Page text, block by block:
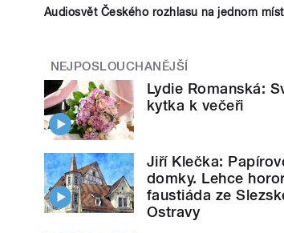
Audiosvět Českého rozhlasu na jednom
NEJPOSLOUCHANĚJŠÍ
Lydie Romanská:
kytka k večeři
Jiří Klečka:
domky. Lehce
faustiáda ze
Ostravy